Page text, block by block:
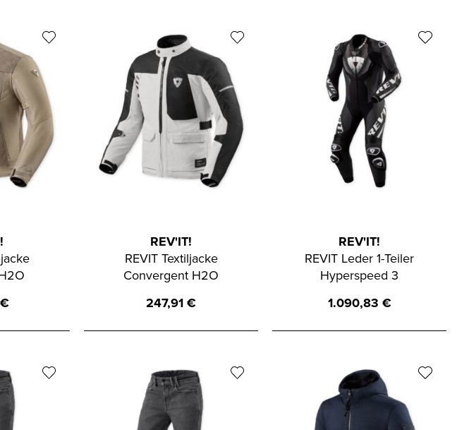
€
REV'IT!
REVIT Textiljacke
Convergent H2O
247,91€
REV'IT!
REVIT Leder 1-Teiler
Hyperspeed 3
1.090,83 €